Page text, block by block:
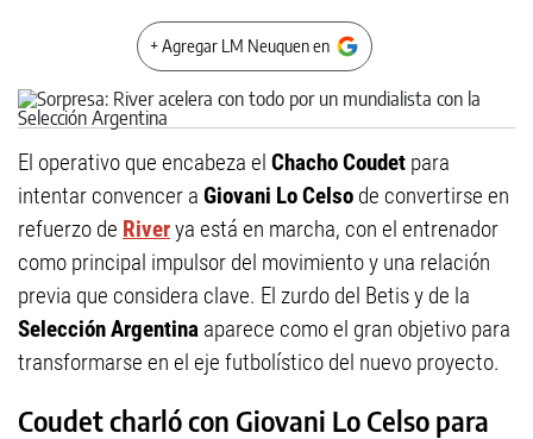
+ Agregar LM Neuquen en
El operativo que encabeza el Chacho Coudet para
intentar convencer a Giovani Lo Celso de convertirse en
refuerzo de Riverya está en marcha, con el entrenador
como principal impulsor del movimiento y una relación
previa que considera clave. El zurdo del Betis y de la
Selección Argentina aparece como el gran objetivo para
transformarse en el eje futbolístico del nuevo proyecto.
Coudet charló con Giovani Lo Celso para